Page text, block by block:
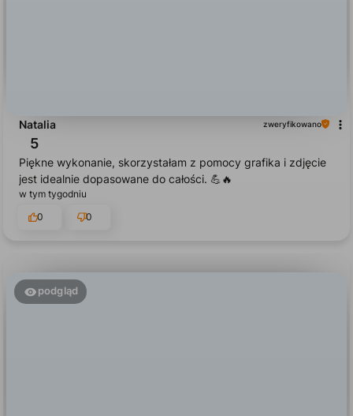
Natalia zweryfikowano
5
Piękne wykonanie, skorzystałam z pomocy grafika i zdjęcie
jest idealnie dopasowane do całości. 💪🔥
w tym tygodniu
0
0
podgląd